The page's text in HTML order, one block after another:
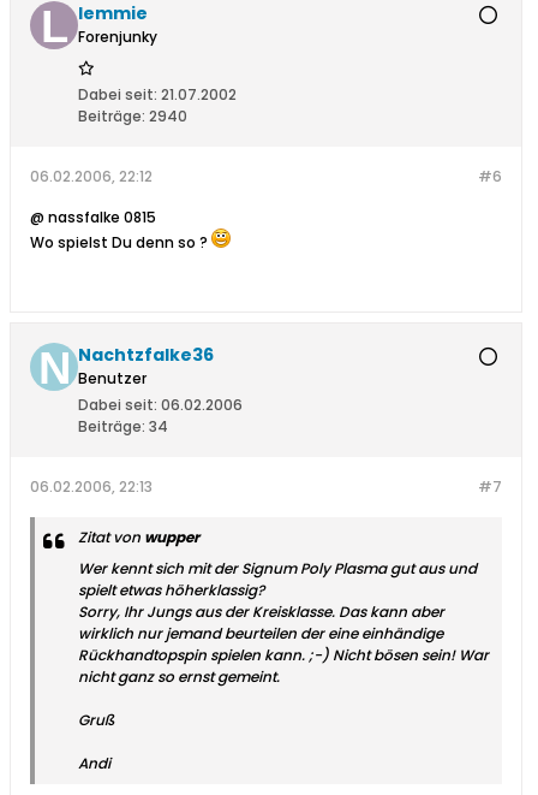
lemmie
Forenjunky
Dabei seit: 21.07.2002
Beiträge: 2940
#6
06.02.2006, 22:12
@ nassfalke 0815
Wo spielst Du denn so ?
Nachtzfalke36
Benutzer
Dabei seit: 06.02.2006
Beiträge: 34
#7
06.02.2006, 22:13
Zitat von wupper
Wer kennt sich mit der Signum Poly Plasma gut aus und
spielt etwas höherklassig?
Sorry, Ihr Jungs aus der Kreisklasse. Das kann aber
wirklich nur jemand beurteilen der eine einhändige
Rückhandtopspin spielen kann. ;-) Nicht bösen sein! War
nicht ganz so ernst gemeint.
Gruß
Andi